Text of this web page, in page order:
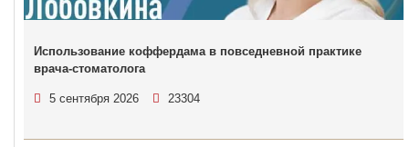
Использование коффердама в повседневной практике
врача-стоматолога
5 сентября 2026 23304